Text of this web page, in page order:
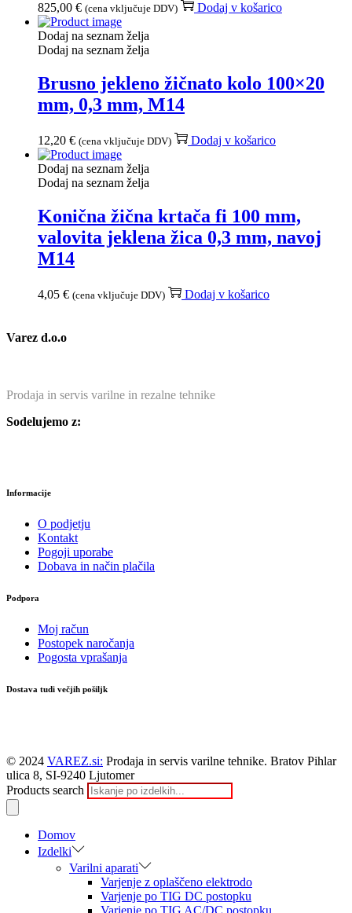
825,00 € (cena vključuje DDV) Dodaj v košarico
Dodaj na seznam želja
Dodaj na seznam želja
Brusno jekleno žičnato kolo 100×20
mm, 0,3 mm, M14
12,20 € (cena vključuje DDV) Dodaj v košarico
Dodaj na seznam želja
Dodaj na seznam želja
Konična žična krtača fi 100 mm,
valovita jeklena žica 0,3 mm, navoj
M14
4,05 € (cena vključuje DDV) Dodaj v košarico
Varez d.o.o
Prodaja in servis varilne in rezalne tehnike
Sodelujemo z:
Informacije
O podjetju
Kontakt
Pogoji uporabe
Dobava in način plačila
Podpora
Moj račun
Postopek naročanja
Pogosta vprašanja
Dostava tudi večjih pošiljk
© 2024 VAREZ.si: Prodaja in servis varilne tehnike. Bratov Pihlar
ulica 8, SI-9240 Ljutomer
Products search
Domov
Izdelki
Varilni aparati
Varjenje z oplaščeno elektrodo
Varjenje po TIG DC postopku
Varjenje po TIG AC/DC postopku